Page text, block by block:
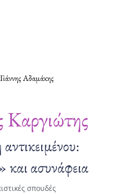
Αδαμάκης
και ασυνάφεια
σπουδές